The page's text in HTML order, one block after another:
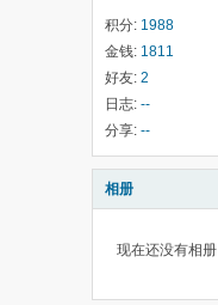
积分: 1988
金钱: 1811
好友: 2
日志: --
分享: --
相册
现在还没有相册